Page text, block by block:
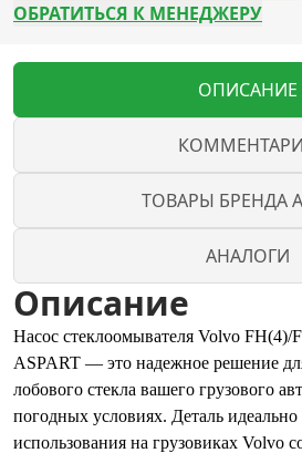
ОБРАТИТЬСЯ К МЕНЕДЖЕРУ
ОПИСАНИЕ
ТОВАРЫ БРЕНДА
АНАЛОГИ
Описание
Насос стеклоомывателя Volvo FH(4)/
ASPART — это надежное решение
лобового стекла вашего грузового
погодных условиях. Деталь идеально
использования на грузовиках Volvo